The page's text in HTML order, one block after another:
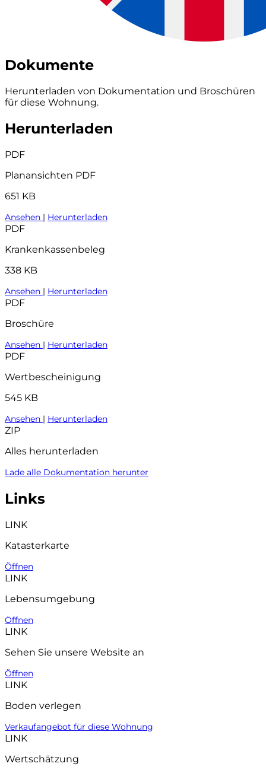
Dokumente
Herunterladen von Dokumentation und Broschüren
für diese Wohnung.
Herunterladen
PDF
Planansichten PDF
651 KB
Ansehen | Herunterladen
PDF
Krankenkassenbeleg
338 KB
Ansehen | Herunterladen
PDF
Broschüre
Ansehen | Herunterladen
PDF
Wertbescheinigung
545 KB
Ansehen | Herunterladen
ZIP
Alles herunterladen
Lade alle Dokumentation herunter
Links
LINK
Katasterkarte
Öffnen
LINK
Lebensumgebung
Öffnen
LINK
Sehen Sie unsere Website an
Öffnen
LINK
Boden verlegen
Verkaufangebot für diese Wohnung
LINK
Wertschätzung